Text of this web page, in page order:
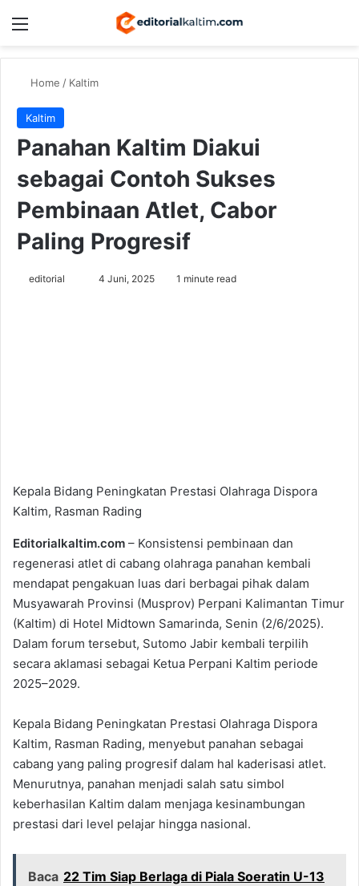
Menu
Home / Kaltim
Kaltim
Panahan Kaltim Diakui
sebagai Contoh Sukses
Pembinaan Atlet, Cabor
Paling Progresif
editorial
Send4 Juni, 2025 1 minute read
Kepala Bidang Peningkatan Prestasi Olahraga Dispora
Kaltim, Rasman Rading
Editorialkaltim.com – Konsistensi pembinaan dan
regenerasi atlet di cabang olahraga panahan kembali
mendapat pengakuan luas dari berbagai pihak dalam
Musyawarah Provinsi (Musprov) Perpani Kalimantan Timur
(Kaltim) di Hotel Midtown Samarinda, Senin (2/6/2025).
Dalam forum tersebut, Sutomo Jabir kembali terpilih
secara aklamasi sebagai Ketua Perpani Kaltim periode
2025–2029.
Kepala Bidang Peningkatan Prestasi Olahraga Dispora
Kaltim, Rasman Rading, menyebut panahan sebagai
cabang yang paling progresif dalam hal kaderisasi atlet.
Menurutnya, panahan menjadi salah satu simbol
keberhasilan Kaltim dalam menjaga kesinambungan
prestasi dari level pelajar hingga nasional.
Baca 22 Tim Siap Berlaga di Piala Soeratin U-13